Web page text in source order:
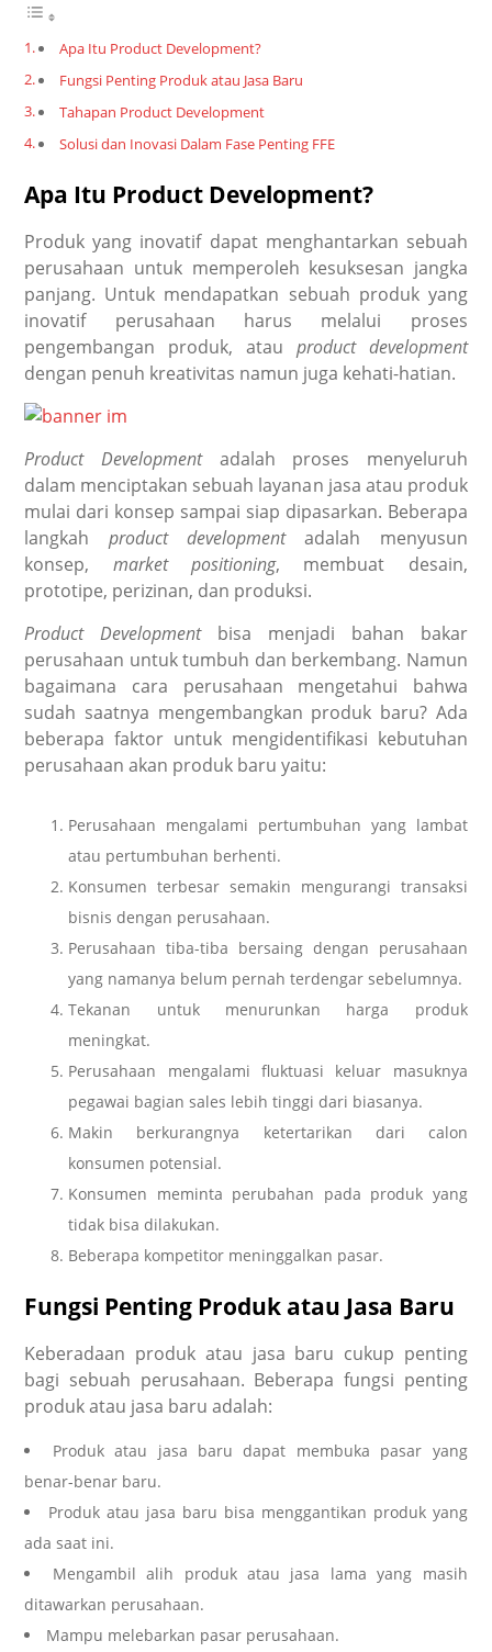
Apa Itu Product Development?
Fungsi Penting Produk atau Jasa Baru
Tahapan Product Development
Solusi dan Inovasi Dalam Fase Penting FFE
Apa Itu Product Development?
Produk yang inovatif dapat menghantarkan sebuah
perusahaan untuk memperoleh kesuksesan jangka
panjang. Untuk mendapatkan sebuah produk yang
inovatif perusahaan harus melalui proses
pengembangan produk, atau product development
dengan penuh kreativitas namun juga kehati-hatian.
Product Developmentadalah proses menyeluruh
dalam menciptakan sebuah layanan jasa atau produk
mulai dari konsep sampai siap dipasarkan. Beberapa
langkah product developmentadalah menyusun
konsep, market positioning, membuat desain,
prototipe, perizinan, dan produksi.
Product Developmentbisa menjadi bahan bakar
perusahaan untuk tumbuh dan berkembang. Namun
bagaimana cara perusahaan mengetahui bahwa
sudah saatnya mengembangkan produk baru? Ada
beberapa faktor untuk mengidentifikasi kebutuhan
perusahaan akan produk baru yaitu:
Perusahaan mengalami pertumbuhan yang lambat
atau pertumbuhan berhenti.
Konsumen terbesar semakin mengurangi transaksi
bisnis dengan perusahaan.
Perusahaan tiba-tiba bersaing dengan perusahaan
yang namanya belum pernah terdengar sebelumnya.
Tekanan untuk menurunkan harga produk
meningkat.
Perusahaan mengalami fluktuasi keluar masuknya
pegawai bagian sales lebih tinggi dari biasanya.
Makin berkurangnya ketertarikan dari calon
konsumen potensial.
Konsumen meminta perubahan pada produk yang
tidak bisa dilakukan.
Beberapa kompetitor meninggalkan pasar.
Fungsi Penting Produk atau Jasa Baru
Keberadaan produk atau jasa baru cukup penting
bagi sebuah perusahaan. Beberapa fungsi penting
produk atau jasa baru adalah:
Produk atau jasa baru dapat membuka pasar yang
benar-benar baru.
Produk atau jasa baru bisa menggantikan produk yang
ada saat ini.
Mengambil alih produk atau jasa lama yang masih
ditawarkan perusahaan.
Mampu melebarkan pasar perusahaan.